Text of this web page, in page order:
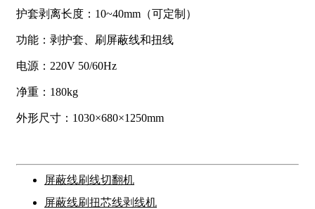
护套剥离长度：10~40mm（可定制）
功能：剥护套、刷屏蔽线和扭线
电源：220V 50/60Hz
净重：180kg
外形尺寸：1030×680×1250mm
屏蔽线刷线切翻机
屏蔽线刷扭芯线剥线机